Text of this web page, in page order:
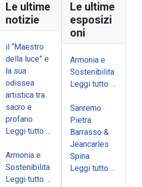
Le ultime
notizie
il “Maestro
della luce” e
la sua
odissea
artistica tra
sacro e
profano
Leggi tutto …
Armonia e
Sostenibilita
Leggi tutto …
Le ultime
esposizi
oni
Armonia e
Sostenibilita
Leggi tutto …
Sanremo
Pietra
Barrasso &
Jeancarles
Spina
Leggi tutto …